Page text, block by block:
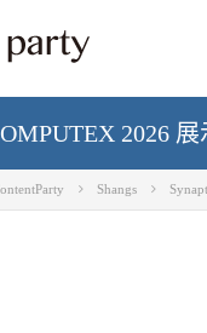
2026
Shangs